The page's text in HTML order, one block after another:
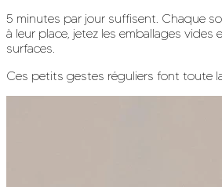
5 minutes par jour suffisent. Chaque
à leur place, jetez les emballages vides
surfaces.
Ces petits gestes réguliers font toute